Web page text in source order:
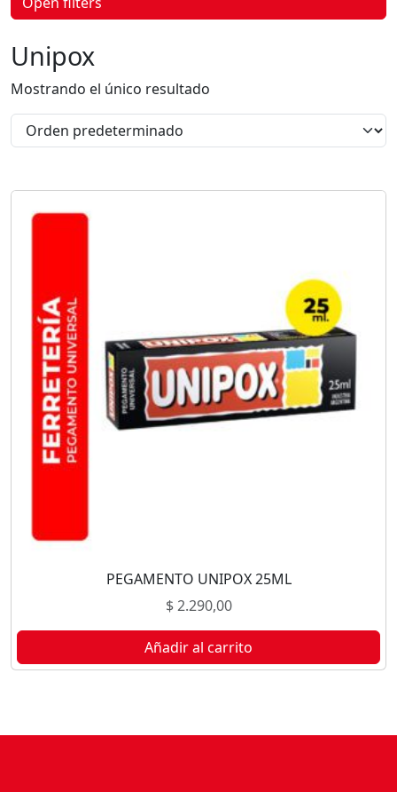
d
u
c
t
o
Unipox
Mostrando el único resultado
PEGAMENTO UNIPOX 25ML
$2.290,00
Añadir al carrito